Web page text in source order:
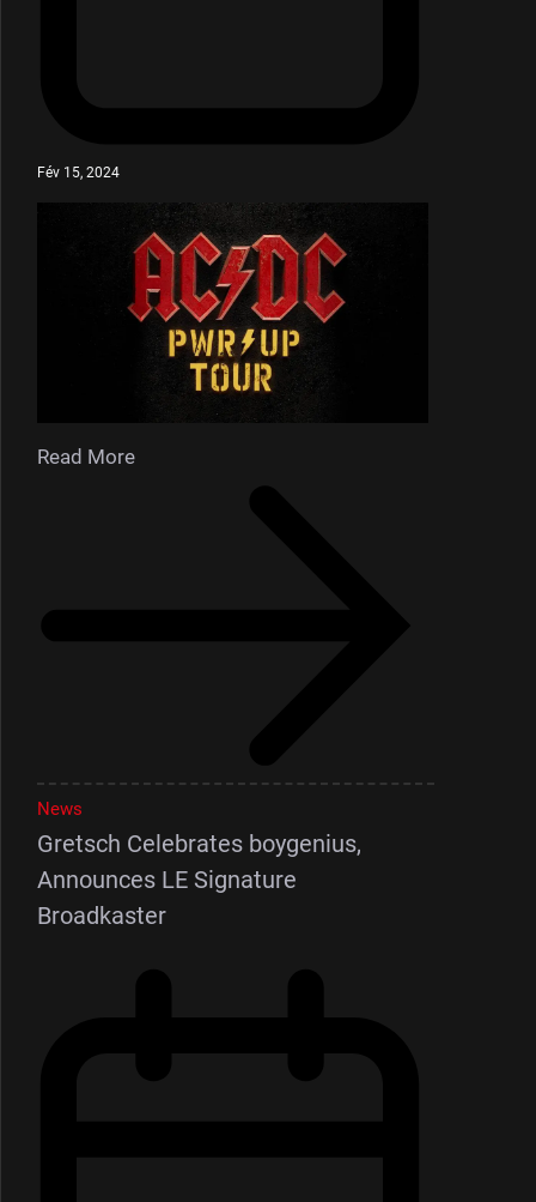
Fév 15, 2024
Read More
News
Gretsch Celebrates boygenius,
Announces LE Signature
Broadkaster